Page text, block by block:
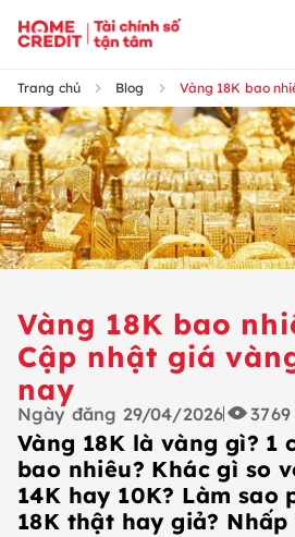
Trang chủ Blog Vàng 18K bao
Vàng 18K bao
Cập nhật giá
nay
Ngày đăng 29/04/2026 3769
Vàng 18K là vàng gì? 1
bao nhiêu? Khác gì so
14K hay 10K? Làm sao
18K thật hay giả?